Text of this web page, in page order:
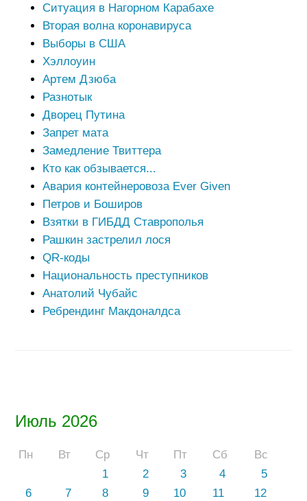
Июль 2026
Пн Вт Ср Чт Пт Сб
Вс
1
2 3 4
5
6
7 8 9 10 11
12
Ситуация в Нагорном Карабахе
Вторая волна коронавируса
Выборы в США
Хэллоуин
Артем Дзюба
Разнотык
Дворец Путина
Запрет мата
Замедление Твиттера
Кто как обзывается...
Авария контейнеровоза Ever Given
Петров и Боширов
Взятки в ГИБДД Ставрополья
Рашкин застрелил лося
QR-коды
Национальность преступников
Анатолий Чубайс
Ребрендинг Макдоналдса